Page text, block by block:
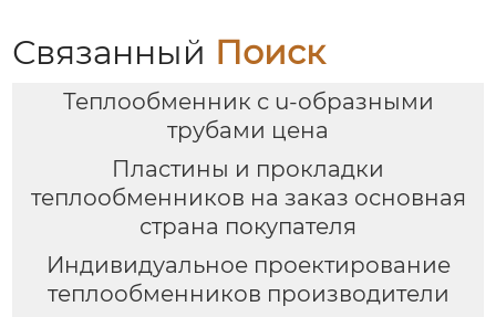
Связанный Поиск
Теплообменник с u-образными
трубами цена
Пластины и прокладки
теплообменников на заказ основная
страна покупателя
Индивидуальное проектирование
теплообменников производители